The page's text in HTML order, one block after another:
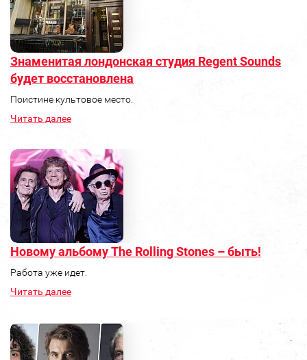
Знаменитая лондонская студия Regent Sounds
будет восстановлена
Поистине культовое место.
Читать далее
Новому альбому The Rolling Stones – быть!
Работа уже идет.
Читать далее